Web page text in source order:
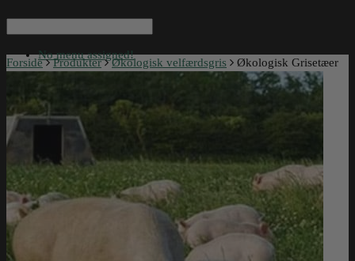
No menu assigned!
Forside Produkter Økologisk velfærdsgris Økologisk Grisetæer